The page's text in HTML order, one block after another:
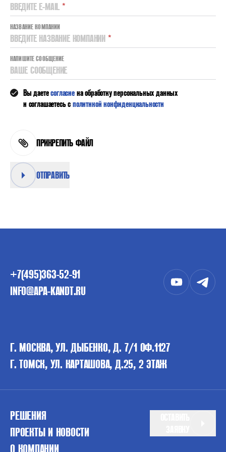
ВВЕДИТЕ E-MAIL *
НАЗВАНИЕ КОМПАНИИ
ВВЕДИТЕ НАЗВАНИЕ КОМПАНИИ *
НАПИШИТЕ СООБЩЕНИЕ
ВАШЕ СООБЩЕНИЕ
Вы даетесогласиена обработку персональных данных
и соглашаетесь сполитикой конфиденциальности
ПРИКРЕПИТЬ ФАЙЛ
ОТПРАВИТЬ
+7(495)363-52-91
INFO@APA-KANDT.RU
Г. МОСКВА, УЛ. ДЫБЕНКО, Д. 7/1 ОФ.1127
Г. ТОМСК, УЛ. КАРТАШОВА, Д.25, 2 ЭТАЖ
РЕШЕНИЯ
ПРОЕКТЫ И НОВОСТИ
О КОМПАНИИ